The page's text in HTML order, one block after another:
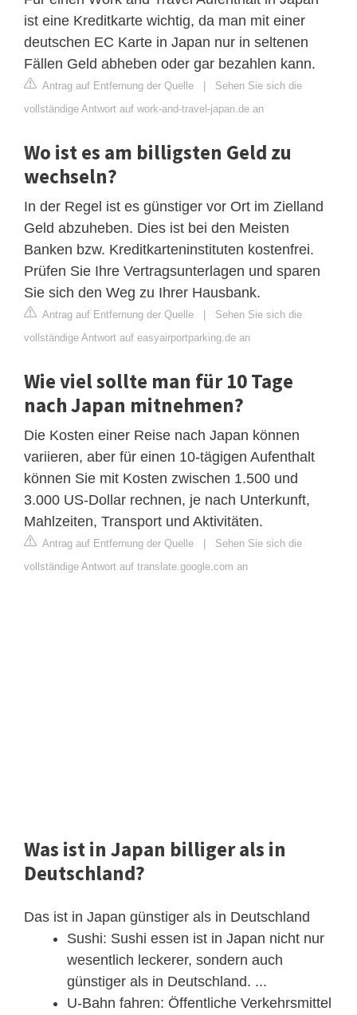
ist eine Kreditkarte wichtig, da man mit einer
deutschen EC Karte in Japan nur in seltenen
Fällen Geld abheben oder gar bezahlen kann.
Antrag auf Entfernung der Quelle | Sehen Sie sich die
vollständige Antwort auf work-and-travel-japan.de an
Wo ist es am billigsten Geld zu
wechseln?
In der Regel ist es günstiger vor Ort im Zielland
Geld abzuheben. Dies ist bei den Meisten
Banken bzw. Kreditkarteninstituten kostenfrei.
Prüfen Sie Ihre Vertragsunterlagen und sparen
Sie sich den Weg zu Ihrer Hausbank.
Antrag auf Entfernung der Quelle | Sehen Sie sich die
vollständige Antwort auf easyairportparking.de an
Wie viel sollte man für 10 Tage
nach Japan mitnehmen?
Die Kosten einer Reise nach Japan können
variieren, aber für einen 10-tägigen Aufenthalt
können Sie mit Kosten zwischen 1.500 und
3.000 US-Dollar rechnen, je nach Unterkunft,
Mahlzeiten, Transport und Aktivitäten.
Antrag auf Entfernung der Quelle | Sehen Sie sich die
vollständige Antwort auf translate.google.com an
Was ist in Japan billiger als in
Deutschland?
Das ist in Japan günstiger als in Deutschland
Sushi: Sushi essen ist in Japan nicht nur
wesentlich leckerer, sondern auch
günstiger als in Deutschland. ...
U-Bahn fahren: Öffentliche Verkehrsmittel